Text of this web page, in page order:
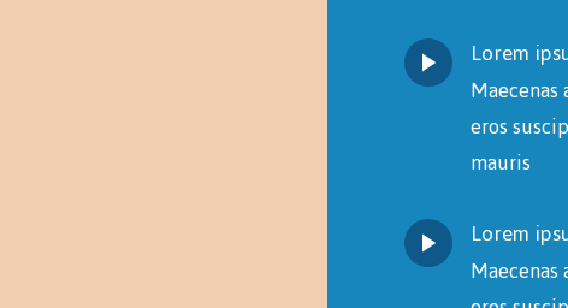
Lorem
eros
mauris
Lorem